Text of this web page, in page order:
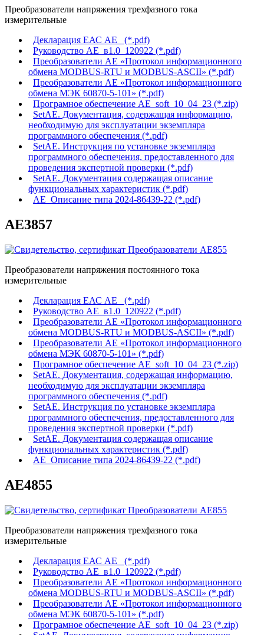
Преобразователи напряжения трехфазного тока
измерительные
Декларация ЕАС АЕ_ (*.pdf)
Руководство АЕ_в1.0_120922 (*.pdf)
Преобразователи АЕ «Протокол информационного
обмена MODBUS-RTU и MODBUS-ASCII» (*.pdf)
Преобразователи АЕ «Протокол информационного
обмена МЭК 60870-5-101» (*.pdf)
Програмное обеспечение AE_soft_10_04_23 (*.zip)
SetAE. Документация, содержащая информацию,
необходимую для эксплуатации экземпляра
программного обеспечения (*.pdf)
SetAE. Инструкция по установке экземпляра
программного обеспечения, предоставленного для
проведения экспертной проверки (*.pdf)
SetAE. Документация содержащая описание
функциональных характеристик (*.pdf)
АЕ_Описание типа 2024-86439-22 (*.pdf)
АЕ3857
Преобразователи напряжения постоянного тока
измерительные
Декларация ЕАС АЕ_ (*.pdf)
Руководство АЕ_в1.0_120922 (*.pdf)
Преобразователи АЕ «Протокол информационного
обмена MODBUS-RTU и MODBUS-ASCII» (*.pdf)
Преобразователи АЕ «Протокол информационного
обмена МЭК 60870-5-101» (*.pdf)
Програмное обеспечение AE_soft_10_04_23 (*.zip)
SetAE. Документация, содержащая информацию,
необходимую для эксплуатации экземпляра
программного обеспечения (*.pdf)
SetAE. Инструкция по установке экземпляра
программного обеспечения, предоставленного для
проведения экспертной проверки (*.pdf)
SetAE. Документация содержащая описание
функциональных характеристик (*.pdf)
АЕ_Описание типа 2024-86439-22 (*.pdf)
АЕ4855
Преобразователи напряжения трехфазного тока
измерительные
Декларация ЕАС АЕ_ (*.pdf)
Руководство АЕ_в1.0_120922 (*.pdf)
Преобразователи АЕ «Протокол информационного
обмена MODBUS-RTU и MODBUS-ASCII» (*.pdf)
Преобразователи АЕ «Протокол информационного
обмена МЭК 60870-5-101» (*.pdf)
Програмное обеспечение AE_soft_10_04_23 (*.zip)